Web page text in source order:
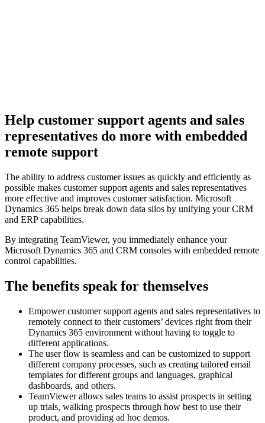
Help customer support agents and sales
representatives do more with embedded
remote support
The ability to address customer issues as quickly and efficiently as
possible makes customer support agents and sales representatives
more effective and improves customer satisfaction. Microsoft
Dynamics 365 helps break down data silos by unifying your CRM
and ERP capabilities.
By integrating TeamViewer, you immediately enhance your
Microsoft Dynamics 365 and CRM consoles with embedded remote
control capabilities.
The benefits speak for themselves
Empower customer support agents and sales representatives to
remotely connect to their customers’ devices right from their
Dynamics 365 environment without having to toggle to
different applications.
The user flow is seamless and can be customized to support
different company processes, such as creating tailored email
templates for different groups and languages, graphical
dashboards, and others.
TeamViewer allows sales teams to assist prospects in setting
up trials, walking prospects through how best to use their
product, and providing ad hoc demos.